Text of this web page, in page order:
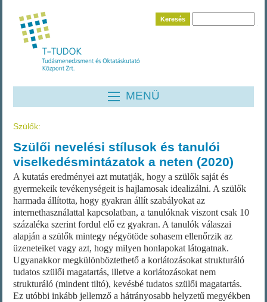
Keresés
MENÜ
Szülők:
Szülői nevelési stílusok és tanulói
viselkedésmintázatok a neten (2020)
A kutatás eredményei azt mutatják, hogy a szülők saját és
gyermekeik tevékenységeit is hajlamosak idealizálni. A szülők
harmada állította, hogy gyakran állít szabályokat az
internethasználattal kapcsolatban, a tanulóknak viszont csak 10
százaléka szerint fordul elő ez gyakran. A tanulók válaszai
alapján a szülők mintegy négyötöde sohasem ellenőrzik az
üzeneteiket vagy azt, hogy milyen honlapokat látogatnak.
Ugyanakkor megkülönböztethető a korlátozásokat strukturáló
tudatos szülői magatartás, illetve a korlátozásokat nem
strukturáló (mindent tiltó), kevésbé tudatos szülői magatartás.
Ez utóbbi inkább jellemző a hátrányosabb helyzetű megyékben